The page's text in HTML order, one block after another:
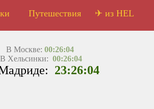
Путешествия ✈ из HEL
В Москве: 00:26:04
В Хельсинки: 00:26:04
23:26:04